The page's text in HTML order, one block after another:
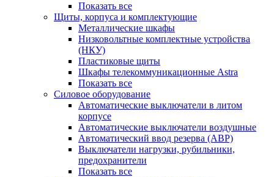
Показать все
Щиты, корпуса и комплектующие
Металлические шкафы
Низковольтные комплектные устройства
(НКУ)
Пластиковые щиты
Шкафы телекоммуникационные Astra
Показать все
Силовое оборудование
Автоматические выключатели в литом
корпусе
Автоматические выключатели воздушные
Автоматический ввод резерва (АВР)
Выключатели нагрузки, рубильники,
предохранители
Показать все